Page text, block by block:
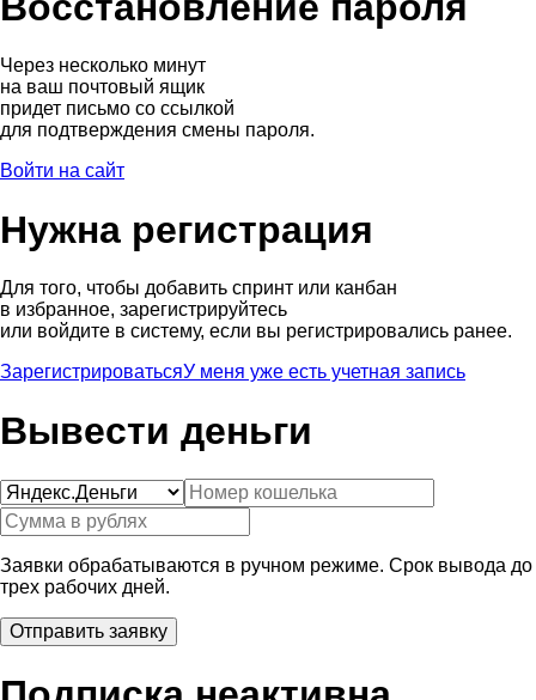
Через несколько минут
на ваш почтовый ящик
придет письмо со ссылкой
для подтверждения смены пароля.
Войти на сайт
Нужна регистрация
Для того, чтобы добавить спринт или канбан
в избранное, зарегистрируйтесь
или войдите в систему, если вы регистрировались ранее.
ЗарегистрироватьсяУ меня уже есть учетная запись
Вывести деньги
Заявки обрабатываются в ручном режиме. Срок вывода до
трех рабочих дней.